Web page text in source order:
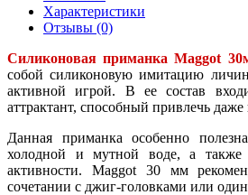
Характеристики
Отзывы (0)
Силиконовая приманка Maggot
собой силиконовую имитацию
активной игрой. В ее состав
аттрактант, способный привлечь
Данная приманка особенно
холодной и мутной воде, а
активности. Maggot 30 мм
сочетании с джиг-головками или